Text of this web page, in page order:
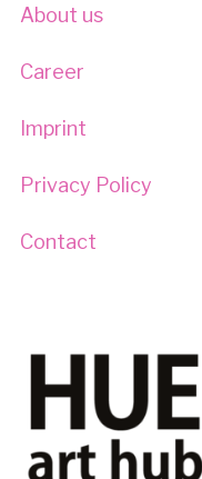
About us
Career
Imprint
Privacy Policy
Contact